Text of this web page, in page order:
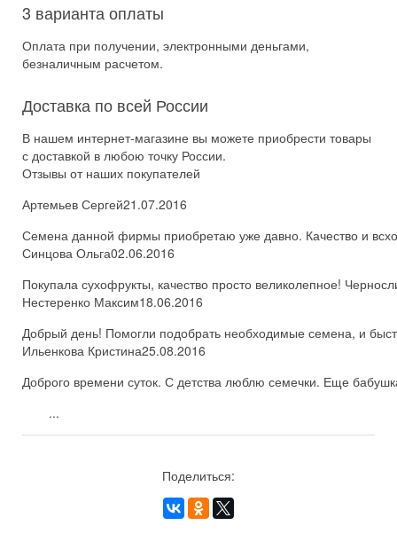
3 варианта оплаты
Оплата при получении, электронными деньгами,
безналичным расчетом.
Доставка по всей России
В нашем интернет-магазине вы можете приобрести товары
с доставкой в любою точку России.
Отзывы от наших покупателей
Артемьев Сергей21.07.2016
Семена данной фирмы приобретаю уже давно. Качество и
Синцова Ольга02.06.2016
Покупала сухофрукты, качество просто великолепное!
Нестеренко Максим18.06.2016
Добрый день! Помогли подобрать необходимые семена, и
Ильенкова Кристина25.08.2016
Доброго времени суток. С детства люблю семечки. Еще
...
Поделиться: